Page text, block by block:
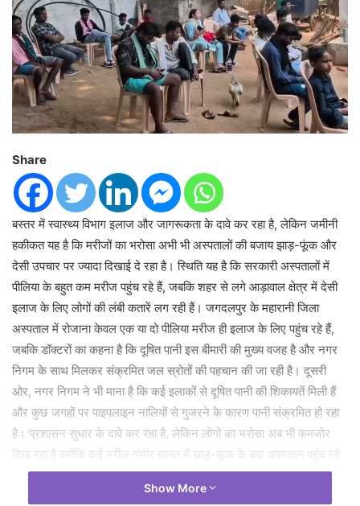
Share
बस्तर में स्वास्थ्य विभाग इलाज और जागरूकता के दावे कर रहा है, लेकिन जमीनी
हकीकत यह है कि मरीजों का भरोसा अभी भी अस्पतालों की बजाय झाड़-फूंक और
देसी उपचार पर ज्यादा दिखाई दे रहा है। स्थिति यह है कि सरकारी अस्पतालों में
पीलिया के बहुत कम मरीज पहुंच रहे हैं, जबकि शहर से लगे आड़ावाल क्षेत्र में देसी
इलाज के लिए लोगों की लंबी कतारें लग रही हैं। जगदलपुर के महारानी जिला
अस्पताल में रोजाना केवल एक या दो पीलिया मरीज ही इलाज के लिए पहुंच रहे हैं,
जबकि डॉक्टरों का कहना है कि दूषित पानी इस बीमारी की मुख्य वजह है और नगर
निगम के साथ मिलकर संक्रमित जल स्रोतों की पहचान की जा रही है। दूसरी
ओर, नगर निगम ने भी माना है कि कई इलाकों से दूषित पानी की शिकायतें मिली हैं
और कुछ जगहों पर पाइपलाइन नालियों से गुजरने के कारण पानी संक्रमित हो रहा
है। प्रशासन सुधार के दावे कर रहा है, लेकिन लोगों का भरोसा अब भी कमजोर
दिख रहा है क्योंकि कई मरीज गंभीर हालत में झाड़-फूंक के बाद अस्पताल पहुंच रहे
हैं, जिससे जोखिम बढ़ जाता है। इस पर सिविल सर्जन डॉ. संजय प्रसाद ने सलाह
दी है कि पीलिया या उसके लक्षण दिखते ही तुरंत अस्पताल में इलाज कराया जाए,
Show More